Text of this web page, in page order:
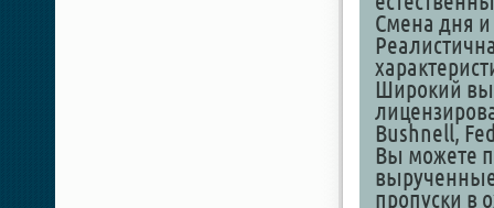
Смена дня
Широкий
Bushnell,
Вы можете
вырученные
пропуски в